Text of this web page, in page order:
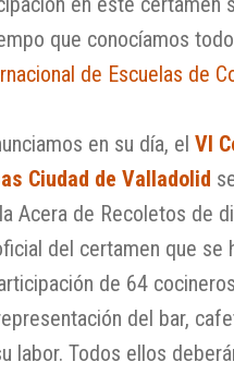
que conocíamos
de Escuelas de
en su día, elVI
Ciudad de Valladolid
Acera de Recoletos de
del certamen que se
de 64
del bar,
labor. Todos ellos